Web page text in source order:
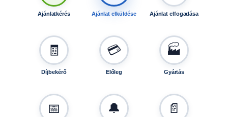
Ajánlatkérés Ajánlat elküldése Ajánlat elfogadása
🧾
Díjbekérő
💳
Előleg
🏭
Gyártás
📅 🔔 📄